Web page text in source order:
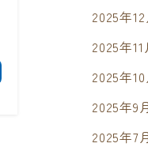
2025年12
2025年11
2025年10
2025年9月
2025年7月